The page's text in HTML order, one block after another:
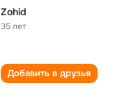
Zohid
35 лет
Добавить в друзья